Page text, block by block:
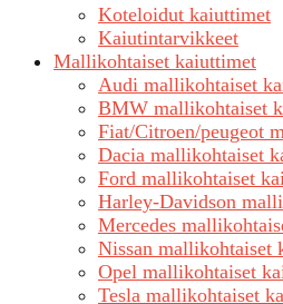
Koteloidut kaiuttimet
Kaiutintarvikkeet
Mallikohtaiset kaiuttimet
Audi mallikohtaiset
BMW mallikohtaiset
Fiat/Citroen/peugeot
Dacia mallikohtaiset
Ford mallikohtaiset
Harley-Davidson
Mercedes
Nissan mallikohtaiset
Opel mallikohtaiset
Tesla mallikohtaiset